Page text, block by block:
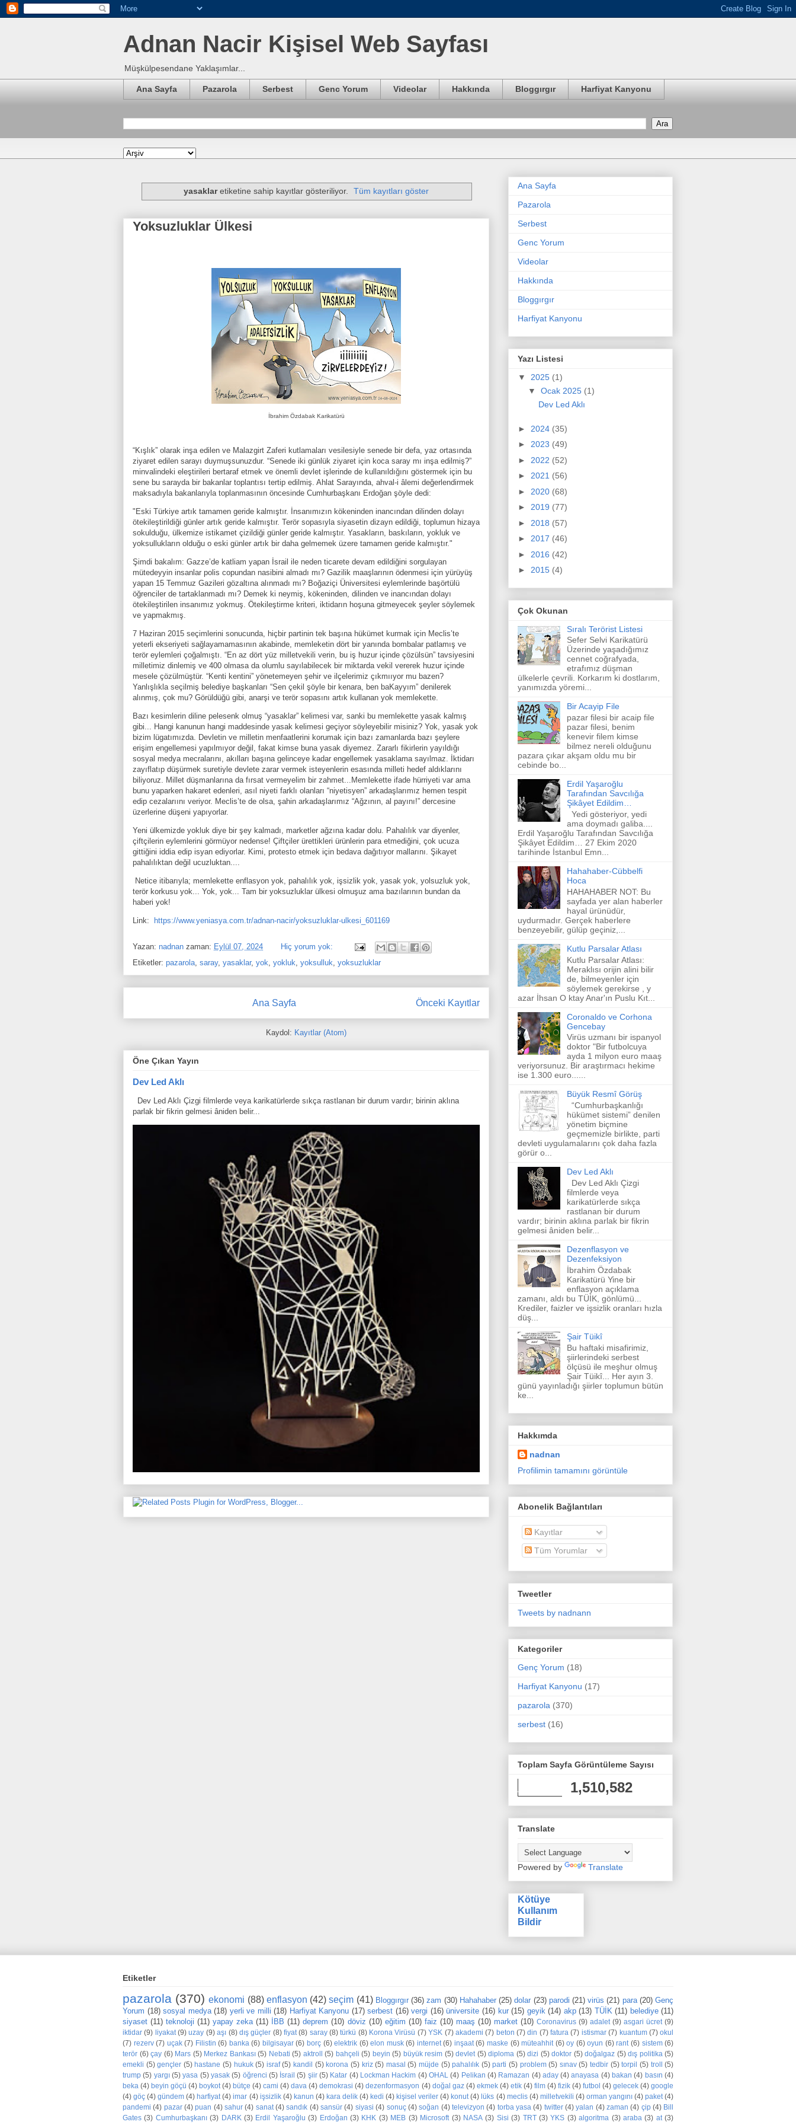
Adnan Nacir Kişisel Web Sayfası
Müşkülpesendane Yaklaşımlar...
Ana Sayfa Pazarola Serbest Genc Yorum Videolar Hakkında Bloggırgır Harfiyat Kanyonu
yasaklaretiketine sahip kayıtlar gösteriliyor. Tüm kayıtları göster
Yoksuzluklar Ülkesi
İbrahim Özdabak Karikatürü
“Kışlık” olarak inşa edilen ve Malazgirt Zaferi kutlamaları vesilesiyle senede bir defa, yaz ortasında
ziyaret edilen sarayı duymuşsunuzdur. “Senede iki günlük ziyaret için koca saray mı inşa edilmiş?”
minvalindeki eleştirileri bertaraf etmek ve önemli devlet işlerinde de kullanıldığını göstermek için bu
sene bu sarayda bir bakanlar toplantısı tertip edilmiş. Ahlat Sarayında, ahval-i âlemi değerlendirmek
maksadıyla bakanlarıyla toplanmasının öncesinde Cumhurbaşkanı Erdoğan şöyle dedi:
"Eski Türkiye artık tamamen geride kalmıştır. İnsanımızın kökeninden inancından dilinden dolayı
ötekileştirildiği günler artık geride kalmıştır. Terör sopasıyla siyasetin dizayn edildiği, toplumun hizaya
sokulduğu, ülkemize istikamet çizildiği günler geride kalmıştır. Yasakların, baskıların, yokluk ve
yoksullukların olduğu o eski günler artık bir daha gelmemek üzere tamamen geride kalmıştır."
Şimdi bakalım: Gazze’de katliam yapan İsrail ile neden ticarete devam edildiğini sorgulayan
mütedeyyin insanlar polis copundan nasibini almadı mı? Gazilik maaşlarının ödenmesi için yürüyüş
yapan 15 Temmuz Gazileri gözaltına alınmadı mı? Boğaziçi Üniversitesi eylemlerinde başörtülü
öğrenciler de tartaklanmadı mı? Demek ki neymiş, kökeninden, dilinden ve inancından dolayı
ötekileştirilen insanımız yokmuş. Ötekileştirme kriteri, iktidarın hoşuna gitmeyecek şeyler söylemek
ve yapmakmış.
7 Haziran 2015 seçimlerini sonucunda, hiçbir partinin tek başına hükümet kurmak için Meclis’te
yeterli ekseriyeti sağlayamamasının akabinde, memleketin dört bir yanında bombalar patlamış ve
terör eylemleri çoğalmıştı. “En az dört yüz milletvekili verin, bu iş huzur içinde çözülsün” tavsiyesini
milletimiz dinlemiş ve 400 olmasa da olumlu sayılabilecek bir miktarda vekil vererek huzur içinde
mesele çözülmüştür. “Kenti kentini” yönetemeyen şehir ve ilçelerimiz çıkmııyor mu bazen?
Yanlışlıkla seçilmiş belediye başkanları “Sen çekil şöyle bir kenara, ben baKayyım” denilerek
alınmış, çok mu? Görüldüğü gibi, anarşi ve terör sopasını artık kullanan yok memlekette.
Bazı kesimlerin diline pelesenk olmuş “yasaklar” kelimesi var, sanki bu memlekette yasak kalmış
gibi... Hangi kanunun hangi maddesinde yasak kelimesi geçiyor söyleyebilir misiniz? Yok, yasak yok
bizim lügatımızda. Devletin ve milletin menfaatlerini korumak için bazı zamanlarda bazı şeylere
erişim engellemesi yapılmıyor değil, fakat kimse buna yasak diyemez. Zararlı fikirlerin yayıldığı
sosyal medya mecralarını, akılları başına gelinceye kadar engellemek yasaklama sayılmaz. İktidarı
zayıflatıp düşürmek suretiyle devlete zarar vermek isteyenlerin esasında milleti hedef aldıklarını
biliyoruz. Millet düşmanlarına da fırsat vermeyelim bir zahmet...Memlekette ifade hürriyeti var ama
bunu yaparken hakaret edenleri, asıl niyeti farklı olanları “niyetisyen” arkadaşlarımız hemen tespit
edip cezalarıını veriyor. Meclis’te de olsa, şahin arkadaşlarımız “Ağzının, al payını!” dercesine
üzerlerine düşeni yapıyorlar.
Yeni ülkemizde yokluk diye bir şey kalmadı, marketler ağzına kadar dolu. Pahalılık var diyenler,
çiftçilerin eylemlerini görmüyor nedense! Çiftçiler ürettikleri ürünlerin para etmediğini, çok ucuza
gittiğini iddia edip isyan ediyorlar. Kimi, protesto etmek için bedava dağıtıyor mallarını. Şikayet
pahalılıktan değil ucuzluktan....
Netice itibarıyla; memlekette enflasyon yok, pahalılık yok, işsizlik yok, yasak yok, yolsuzluk yok,
terör korkusu yok... Yok, yok... Tam bir yoksuzluklar ülkesi olmuşuz ama bazılarının bundan da
haberi yok!
Link: https://www.yeniasya.com.tr/adnan-nacir/yoksuzluklar-ulkesi_601169
Yazan: nadnan zaman: Eylül 07, 2024
Hiç yorum yok:
Etiketler: pazarola saray, yasaklar, yok yokluk yoksulluk yoksuzluklar
Önceki Kayıtlar
Ana Sayfa
Kaydol: Kayıtlar (Atom)
Öne Çıkan Yayın
Dev Led Aklı
Dev Led Aklı Çizgi filmlerde veya karikatürlerde sıkça rastlanan bir durum vardır; birinin aklına
parlak bir fikrin gelmesi âniden belir...
Ana Sayfa
Pazarola
Serbest
Genc Yorum
Videolar
Hakkında
Bloggırgır
Harfiyat Kanyonu
Yazı Listesi
▼ 2025 (1)
▼ Ocak 2025 (1)
Dev Led Aklı
► 2024 (35)
► 2023 (49)
► 2022 (52)
► 2021 (56)
► 2020 (68)
► 2019 (77)
► 2018 (57)
► 2017 (46)
► 2016 (42)
► 2015 (4)
Çok Okunan
Sıralı Terörist Listesi
Sefer Selvi Karikatürü
Üzerinde yaşadığımız
cennet coğrafyada,
etrafımız düşman
ülkelerle çevrili. Korkarım ki dostlarım,
yanımızda yöremi...
Bir Acayip File
pazar filesi bir acaip file
pazar filesi, benim
kenevir filem kimse
bilmez nereli olduğunu
pazara çıkar akşam oldu mu bir
cebinde bo...
Erdil Yaşaroğlu
Tarafından Savcılığa
Şikâyet Edildim…
Yedi gösteriyor, yedi
ama doymadı galiba....
Erdil Yaşaroğlu Tarafından Savcılığa
Şikâyet Edildim… 27 Ekim 2020
tarihinde İstanbul Emn...
Hahahaber-Cübbelfi
Hoca
HAHAHABER NOT: Bu
sayfada yer alan haberler
hayal ürünüdür,
uydurmadır. Gerçek haberlere
benzeyebilir, gülüp geçiniz,...
Kutlu Parsalar Atlası
Kutlu Parsalar Atlası:
Meraklısı orijin alini bilir
de, bilmeyenler için
söylemek gerekirse , y
azar İhsan O ktay Anar'ın Puslu Kıt...
Coronaldo ve Corhona
Gencebay
Virüs uzmanı bir ispanyol
doktor "Bir futbolcuya
ayda 1 milyon euro maaş
veriyorsunuz. Bir araştırmacı hekime
ise 1.300 euro......
Büyük Resmî Görüş
“Cumhurbaşkanlığı
hükümet sistemi” denilen
yönetim biçmine
geçmemizle birlikte, parti
devleti uygulamalarını çok daha fazla
görür o...
Dev Led Aklı
Dev Led Aklı Çizgi
filmlerde veya
karikatürlerde sıkça
rastlanan bir durum
vardır; birinin aklına parlak bir fikrin
gelmesi âniden belir...
Dezenflasyon ve
Dezenfeksiyon
İbrahim Özdabak
Karikatürü Yine bir
enflasyon açıklama
zamanı, aldı bu TÜİK, gönlümü...
Krediler, faizler ve işsizlik oranları hızla
düş...
Şair Tüikî
Bu haftaki misafirimiz,
şiirlerindeki serbest
ölçüsü ile meşhur olmuş
Şair Tüikî... Her ayın 3.
günü yayınladığı şiirler toplumun bütün
ke...
Hakkımda
nadnan
Profilimin tamamını görüntüle
Abonelik Bağlantıları
Kayıtlar
Tüm Yorumlar
Tweetler
Tweets by nadnann
Kategoriler
Genç Yorum (18)
Harfiyat Kanyonu (17)
pazarola (370)
serbest (16)
Toplam Sayfa Görüntüleme Sayısı
1,510,582
Translate
Powered by Translate
Kötüye
Kullanım
Bildir
Etiketler
pazarola (370) ekonomi (88) enflasyon (42) seçim (41) Bloggırgır (36) zam (30) Hahahaber (25) dolar (23) parodi (21) virüs (21) para (20) Genç
Yorum (18) sosyal medya (18) yerli ve milli (18) Harfiyat Kanyonu (17) serbest (16) vergi (16) üniversite (16) kur (15) geyik (14) akp (13) TÜİK (11) belediye (11)
siyaset (11) teknoloji (11) yapay zeka (11) İBB (11) deprem (10) döviz (10) eğitim (10) faiz (10) maaş (10) market (10) Coronavirus (9) adalet (9) asgari ücret (9)
iktidar (9) liyakat (9) uzay (9) aşı (8) dış güçler (8) fiyat (8) saray (8) türkü (8) Korona Virüsü (7) YSK (7) akademi (7) beton (7) din (7) fatura (7) istismar (7) kuantum (7) okul
(7) rezerv (7) uçak (7) Filistin (6) banka (6) bilgisayar (6) borç (6) elektrik (6) elon musk (6) internet (6) inşaat (6) maske (6) müteahhit (6) oy (6) oyun (6) rant (6) sistem (6)
terör (6) çay (6) Mars (5) Merkez Bankası (5) Nebati (5) aktroll (5) bahçeli (5) beyin (5) büyük resim (5) devlet (5) diploma (5) dizi (5) doktor (5) doğalgaz (5) dış politika (5)
emekli (5) gençler (5) hastane (5) hukuk (5) israf (5) kandil (5) korona (5) kriz (5) masal (5) müjde (5) pahalılık (5) parti (5) problem (5) sınav (5) tedbir (5) torpil (5) troll
(5)
trump (5) yargı (5) yasa (5) yasak (5) öğrenci (5) İsrail (5) şiir (5) Katar (4) Lockman Hackim (4) OHAL (4) Pelikan (4) Ramazan (4) aday (4) anayasa (4) bakan (4) basın (4)
beka (4) beyin göçü (4) boykot (4) bütçe (4) cami (4) dava (4) demokrasi (4) dezenformasyon (4) doğal gaz (4) ekmek (4) etik (4) film (4) fizik (4) futbol (4) gelecek (4) google
(4) göç (4) gündem (4) harfiyat (4) imar (4) işsizlik (4) kanun (4) kara delik (4) kedi (4) kişisel veriler (4) konut (4) lüks (4) meclis (4) milletvekili (4) orman yangını (4) paket (4)
pandemi (4) pazar (4) puan (4) sahur (4) sanat (4) sandık (4) sansür (4) siyasi (4) sonuç (4) soğan (4) televizyon (4) torba yasa (4) twitter (4) yalan (4) zaman (4) çip (4) Bill
Gates (3) Cumhurbaşkanı (3) DARK (3) Erdil Yaşaroğlu (3) Erdoğan (3) KHK (3) MEB (3) Microsoft (3) NASA (3) Sisi (3) TRT (3) YKS (3) algoritma (3) araba (3) at (3)